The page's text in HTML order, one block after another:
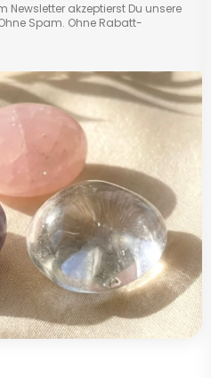
Newsletter akzeptierst Du unsere
Spam. Ohne Rabatt-